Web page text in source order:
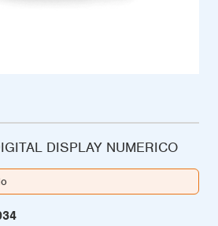
DISPLAY NUMERICO